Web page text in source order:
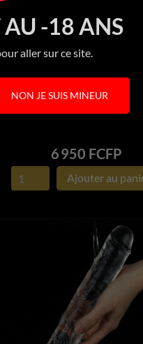
-18 ANS
aller sur ce site.
NON JE SUIS MINEUR
APERÇU RAPIDE
Prix
6 950 FCFP
Ajouter au